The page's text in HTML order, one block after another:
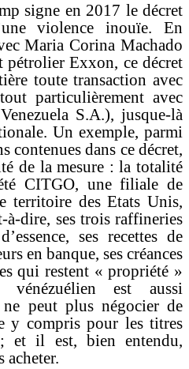
signe en 2017 le décret
violence inouïe. En
Maria Corina Machado
pétrolier Exxon, ce décret
toute transaction avec
particulièrement avec
S.A.), jusque-là
Un exemple, parmi
contenues dans ce décret,
de la mesure : la totalité
CITGO, une filiale de
territoire des Etats Unis,
à-dire, ses trois raffineries
ses recettes de
en banque, ses créances
qui restent « propriété »
est aussi
peut plus négocier de
y compris pour les titres
et il est, bien entendu,
acheter.